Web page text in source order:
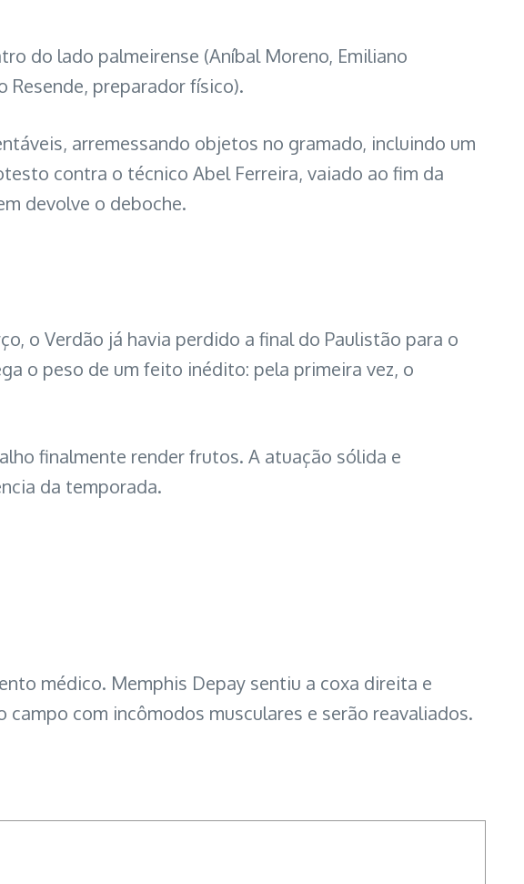
do lado palmeirense (Aníbal Moreno, Emiliano
Resende, preparador físico).
arremessando objetos no gramado, incluindo um
contra o técnico Abel Ferreira, vaiado ao fim da
devolve o deboche.
o Verdão já havia perdido a final do Paulistão para o
o peso de um feito inédito: pela primeira vez, o
finalmente render frutos. A atuação sólida e
da temporada.
médico. Memphis Depay sentiu a coxa direita e
com incômodos musculares e serão reavaliados.